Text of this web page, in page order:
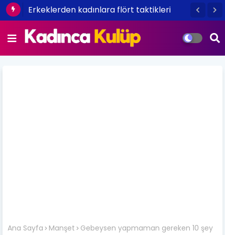
Erkeklerden kadınlara flört taktikleri
Ana Sayfa Manşet Gebeysen yapmaman gereken 10 şey